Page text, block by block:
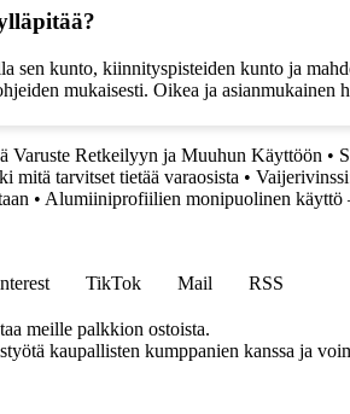
sen kunto, kiinnityspisteiden kunto ja
mukaisesti. Oikea ja
Varuste Retkeilyyn ja Muuhun Käyttöön •
mitä tarvitset tietää varaosista •
• Alumiiniprofiilien monipuolinen
TikTok Mail
RSS
meille palkkion ostoista.
kaupallisten kumppanien kanssa ja